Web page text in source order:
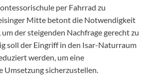
per Fahrrad zu
Mitte betont die Notwendigkeit
der steigenden Nachfrage gerecht zu
soll der Eingriff in den Isar-Naturraum
werden, um eine
sicherzustellen.